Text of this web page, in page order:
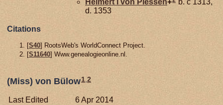
Helmert I von Plessen+
b. c 1313,
d. 1353
Citations
[S40] RootsWeb's WorldConnect Project.
[S11640] Www.genealogieonline.nl.
(Miss) von Bülow1,2
Last Edited
6 Apr 2014